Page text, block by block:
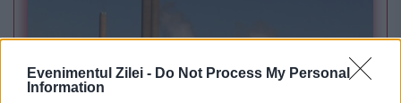
Evenimentul Zilei - Do Not Process My Personal
Information